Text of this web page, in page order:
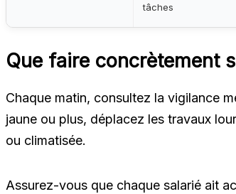
tâches
Que faire concrètement
Chaque matin, consultez la vigilance
jaune ou plus, déplacez les travaux
ou climatisée.
Assurez-vous que chaque salarié ait